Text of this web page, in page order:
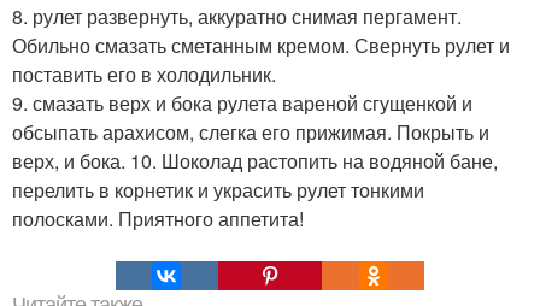
8. рулет развернуть, аккуратно снимая пергамент.
Обильно смазать сметанным кремом. Свернуть рулет и
поставить его в холодильник.
9. смазать верх и бока рулета вареной сгущенкой и
обсыпать арахисом, слегка его прижимая. Покрыть и
верх, и бока. 10. Шоколад растопить на водяной бане,
перелить в корнетик и украсить рулет тонкими
полосками. Приятного аппетита!